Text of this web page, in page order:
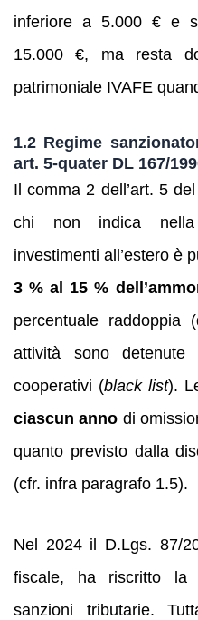
inferiore a 5.000 € e
15.000 €, ma resta
patrimoniale IVAFE
1.2 Regime
art. 5‑quater DL 167/
Il comma 2 dell’art. 5
chi non indica
investimenti all’estero è
3 % al 15 %
percentuale
attività sono
cooperativi (black list).
ciascun anno di
quanto previsto dalla
(cfr. infra paragrafo 1.5).
Nel 2024 il D.Lgs. 87/
fiscale, ha riscritto la
sanzioni tributarie.